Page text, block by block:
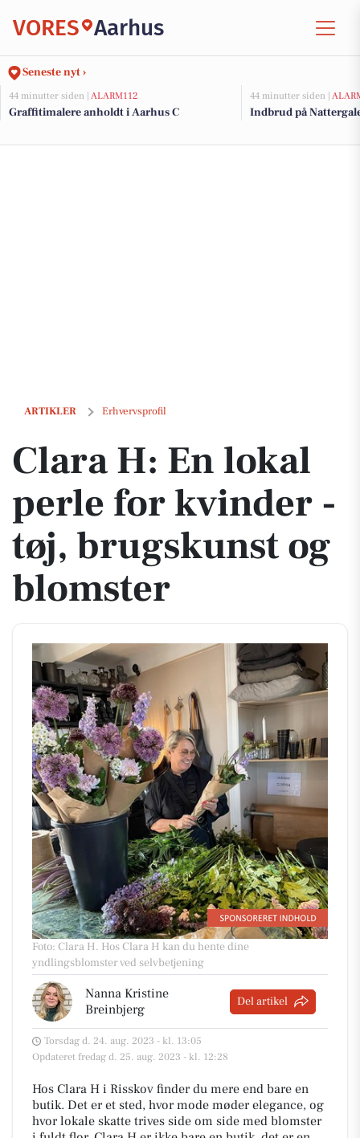
VORES Aarhus
Seneste nyt ›
44 minutter siden | ALARM112
Graffitimalere anholdt i Aarhus C
44 minutter siden |
Indbrud på
ARTIKLER Erhvervsprofil
Clara H: En lokal perle for kvinder - tøj, brugskunst og blomster
Clara H: En lokal
perle for kvinder -
tøj, brugskunst og
blomster
Foto: Clara H. Hos Clara H kan du hente dine
yndlingsblomster ved selvbetjening
Nanna Kristine
Breinbjerg
Del artikel
Torsdag d. 24. aug. 2023 - kl. 13:05
Opdateret fredag d. 25. aug. 2023 - kl. 12:28
Hos Clara H i Risskov finder du mere end bare en
butik. Det er et sted, hvor mode møder elegance, og
hvor lokale skatte trives side om side med blomster